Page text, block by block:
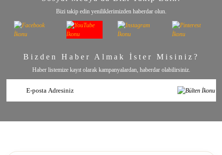
Bizi takip edin yeniliklerimizden haberdar olun.
Bizden Haber Almak İster Misiniz?
Haber listemize kayıt olarak kampanyalardan, haberdar olabilirsiniz.